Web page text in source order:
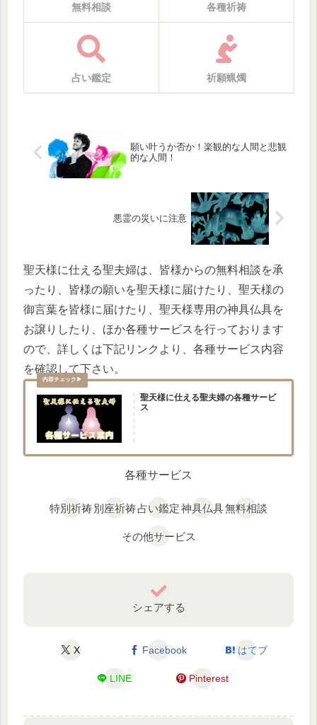
無料相談 各種祈祷
占い鑑定 祈願蝋燭
願い叶うか否か！楽観的な人間と悲観
的な人間！
悪霊の災いに注意
聖天様に仕える聖夫婦は、皆様からの無料相談を承
ったり、皆様の願いを聖天様に届けたり、聖天様の
御言葉を皆様に届けたり、聖天様専用の神具仏具を
お譲りしたり、ほか各種サービスを行っております
ので、詳しくは下記リンクより、各種サービス内容
を確認して下さい。
聖天様に仕える聖夫婦の各種サービ
ス
各種サービス
特別祈祷別座祈祷占い鑑定神具仏具無料相談
その他サービス
シェアする
X Facebook はてブ
LINE Pinterest